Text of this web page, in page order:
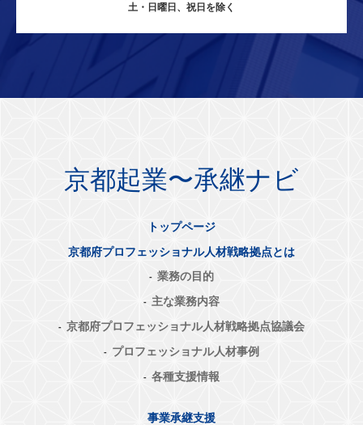
土・日曜日、祝日を除く
京都起業〜承継ナビ
トップページ
京都府プロフェッショナル人材戦略拠点とは
業務の目的
主な業務内容
京都府プロフェッショナル人材戦略拠点協議会
プロフェッショナル人材事例
各種支援情報
事業承継支援